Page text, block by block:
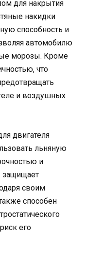
для накрытия
накидки
способность и
автомобилю
морозы. Кроме
что
и воздушных
двигателя
льняную
и
защищает
своим
способен
его